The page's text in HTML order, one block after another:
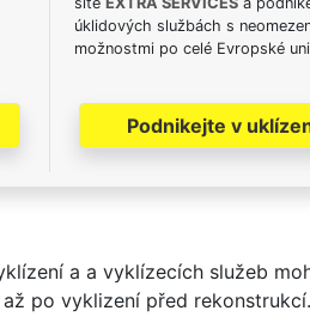
úklidových službách s
možnostmi po celé Evropské
Podnikejte v
a a vyklízecích služeb
po vyklizení před rekonstrukcí.